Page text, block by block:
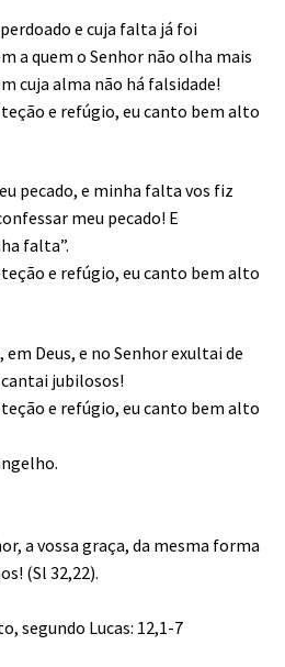
e cuja falta já foi
a quem o Senhor não olha mais
cuja alma não há falsidade!
e refúgio, eu canto bem alto
pecado, e minha falta vos fiz
meu pecado! E
falta”.
e refúgio, eu canto bem alto
Deus, e no Senhor exultai de
jubilosos!
e refúgio, eu canto bem alto
a vossa graça, da mesma forma
(Sl 32,22).
segundo Lucas: 12,1-7